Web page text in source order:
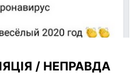
/ НЕПРАВДА